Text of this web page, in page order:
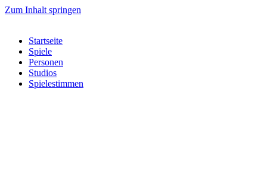
Zum Inhalt springen
Startseite
Spiele
Personen
Studios
Spielestimmen